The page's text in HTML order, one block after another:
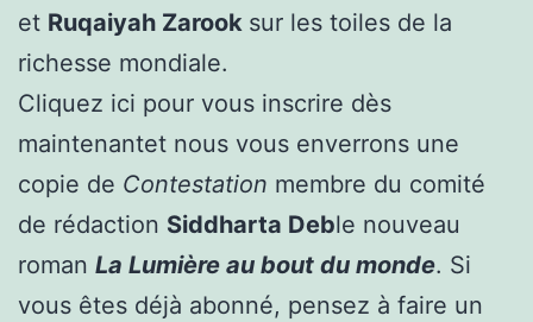
et Ruqaiyah Zarook sur les toiles de la
richesse mondiale.
Cliquez ici pour vous inscrire dès
maintenantet nous vous enverrons une
copie de Contestation membre du comité
de rédaction Siddharta Deble nouveau
roman La Lumière au bout du monde. Si
vous êtes déjà abonné, pensez à faire un